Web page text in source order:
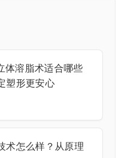
体溶脂术适合哪些
塑形更安心
术怎么样？从原理